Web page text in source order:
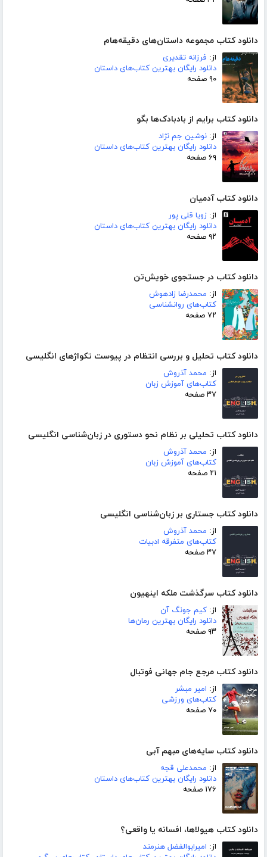
دانلود کتاب مجموعه داستان‌های دقیقه‌هام
از: فرزانه تقدیری
دانلود رایگان بهترین کتاب‌های داستان
۹۰ صفحه
دانلود کتاب برایم از بادبادک‌ها بگو
از: نوشین جم نژاد
دانلود رایگان بهترین کتاب‌های داستان
۶۹ صفحه
دانلود کتاب آدمیان
از: زویا قلی پور
دانلود رایگان بهترین کتاب‌های داستان
۹۲ صفحه
دانلود کتاب در جستجوی خویش‌تن
از: محمدرضا زادهوش
کتاب‌های روانشناسی
۷۲ صفحه
دانلود کتاب تحلیل و بررسی انتظام در پیوست تکواژهای انگلیسی
از: محمد آذروش
کتاب‌های آموزش زبان
۳۷ صفحه
دانلود کتاب تحلیلی بر نظام نحو دستوری در زبان‌شناسی انگلیسی
از: محمد آذروش
کتاب‌های آموزش زبان
۲۱ صفحه
دانلود کتاب جستاری بر زبان‌شناسی انگلیسی
از: محمد آذروش
کتاب‌های متفرقه ادبیات
۳۷ صفحه
دانلود کتاب سرگذشت ملکه اینهیون
از: کیم جونگ آن
دانلود رایگان بهترین رمان‌ها
۹۳ صفحه
دانلود کتاب مرجع جام جهانی فوتبال
از: امیر مبشر
کتاب‌های ورزشی
۷۰ صفحه
دانلود کتاب سایه‌های مبهم آبی
از: محمدعلی قجه
دانلود رایگان بهترین کتاب‌های داستان
۱۷۶ صفحه
دانلود کتاب هیولاها، افسانه یا واقعی؟
از: امیرابوالفضل هنرمند